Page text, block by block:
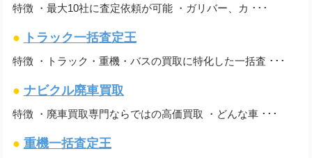
特徴 ・最大10社に査定依頼が可能 ・ガリバー、カ ･･･
● トラック一括査定王
特徴 ・トラック・重機・バスの買取に特化した一括査 ･･･
● ナビクル廃車買取
特徴 ・廃車買取専門ならではの高価買取 ・どんな車 ･･･
● 重機一括査定王